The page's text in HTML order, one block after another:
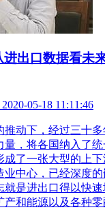
进出口数据看未
05-18 11:11:46
推动下，经过三十多
量，将各国纳入了
成了一张大型的上下
业中心，已经深度的
就是进出口得以快
产和能源以及各种